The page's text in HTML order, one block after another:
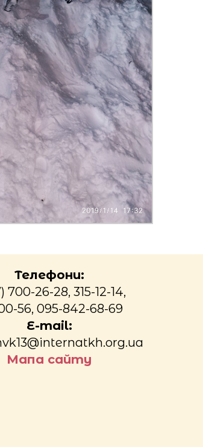
Телефони:
700-26-28, 315-12-14,
56, 095-842-68-69
E-mail:
Мапа сайту